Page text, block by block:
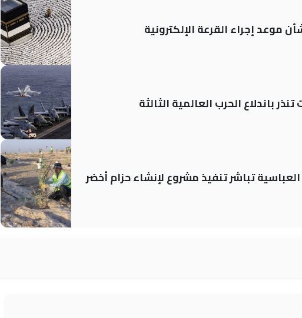
موعد إجراء القرعة الإلكترونية
باندلاع الحرب العالمية الثالثة
العباسية تباشر تنفيذ مشروع لإنشاء حزام أخضر